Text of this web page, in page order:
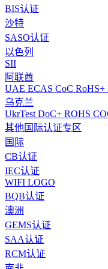
BIS认证
沙特
SASO认证
以色列
SII
阿联酋
UAE ECAS CoC RoHS+
乌克兰
UkrTest DoC+ ROHS
其他国际认证专区
国际
CB认证
IEC认证
WIFI LOGO
BQB认证
澳洲
GEMS认证
SAA认证
RCM认证